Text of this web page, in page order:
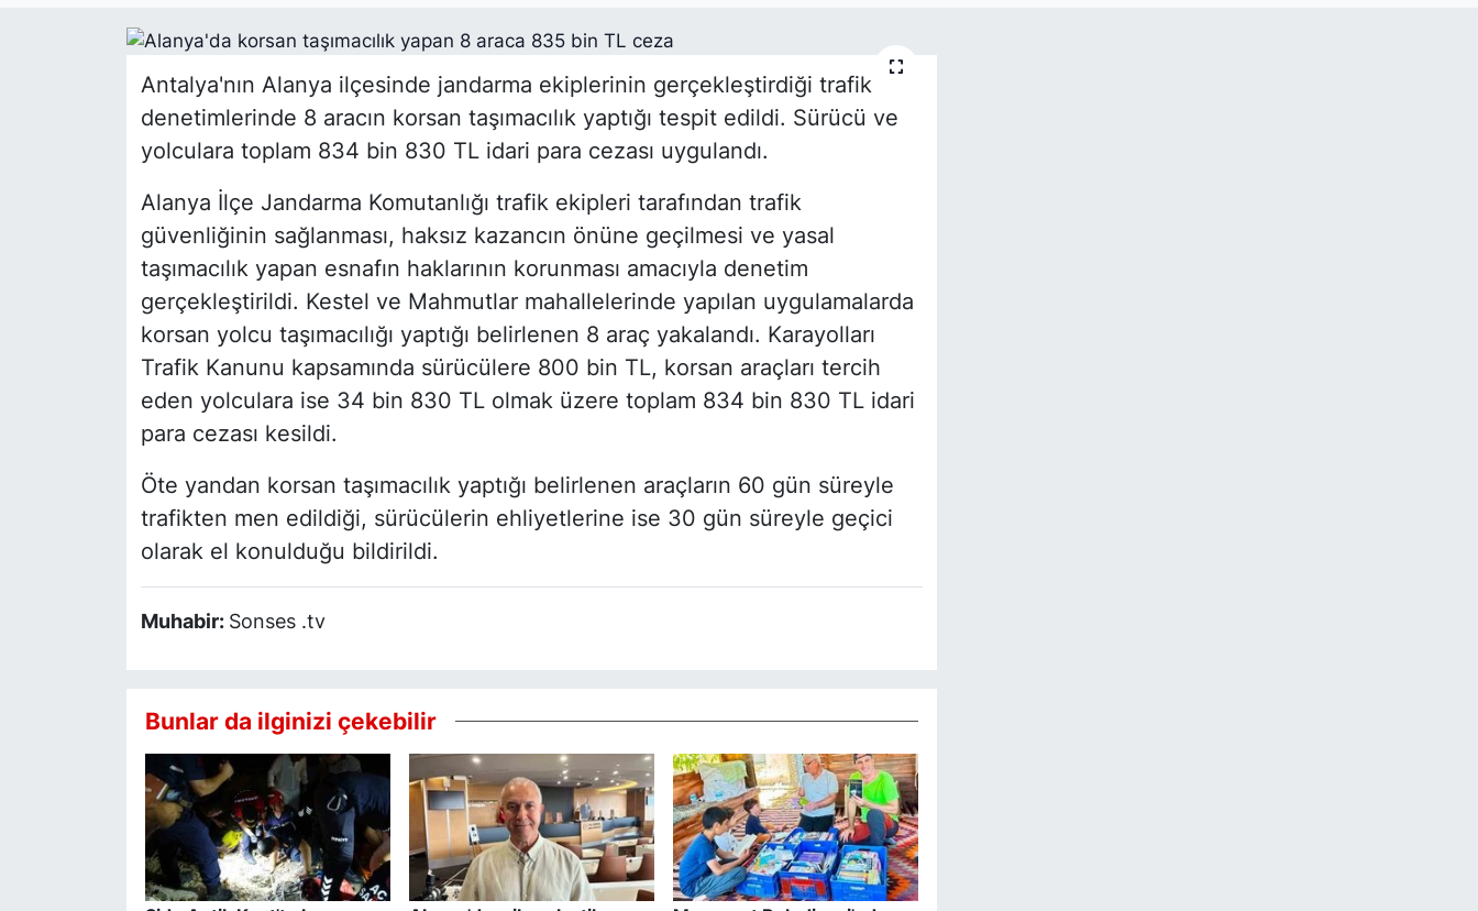
Antalya'nın Alanya ilçesinde jandarma ekiplerinin gerçekleştirdiği trafik
denetimlerinde 8 aracın korsan taşımacılık yaptığı tespit edildi. Sürücü ve
yolculara toplam 834 bin 830 TL idari para cezası uygulandı.
Alanya İlçe Jandarma Komutanlığı trafik ekipleri tarafından trafik
güvenliğinin sağlanması, haksız kazancın önüne geçilmesi ve yasal
taşımacılık yapan esnafın haklarının korunması amacıyla denetim
gerçekleştirildi. Kestel ve Mahmutlar mahallelerinde yapılan uygulamalarda
korsan yolcu taşımacılığı yaptığı belirlenen 8 araç yakalandı. Karayolları
Trafik Kanunu kapsamında sürücülere 800 bin TL, korsan araçları tercih
eden yolculara ise 34 bin 830 TL olmak üzere toplam 834 bin 830 TL idari
para cezası kesildi.
Öte yandan korsan taşımacılık yaptığı belirlenen araçların 60 gün süreyle
trafikten men edildiği, sürücülerin ehliyetlerine ise 30 gün süreyle geçici
olarak el konulduğu bildirildi.
Muhabir: Sonses .tv
Bunlar da ilginizi çekebilir
Siyaset
YEREL HABER
Haberde insan